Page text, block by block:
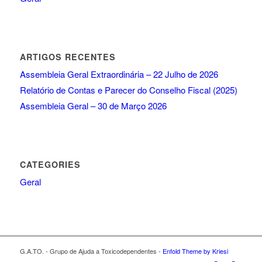
ARTIGOS RECENTES
Assembleia Geral Extraordinária – 22 Julho de 2026
Relatório de Contas e Parecer do Conselho Fiscal (2025)
Assembleia Geral – 30 de Março 2026
CATEGORIES
Geral
G.A.TO. - Grupo de Ajuda a Toxicodependentes - Enfold Theme by Kriesi